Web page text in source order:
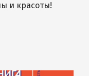
и красоты!